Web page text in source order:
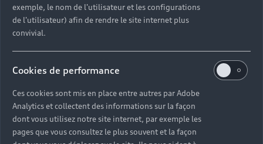
129-122 g/km
158-149 g/km
Euro 6e-bis
Type de carburant
Essence
exemple, le nom de l'utilisateur et les configurations
de l'utilisateur) afin de rendre le site internet plus
convivial.
Cookies de performance
Ces cookies sont mis en place entre autres par Adobe
Analytics et collectent des informations sur la façon
dont vous utilisez notre site internet, par exemple les
pages que vous consultez le plus souvent et la façon